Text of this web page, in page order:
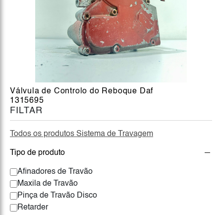
FILTAR
Todos os produtos Sistema de Travagem
Tipo de produto
Afinadores de Travão
Maxila de Travão
Pinça de Travão Disco
Retarder
Válvula de Controlo do Reboque Daf
1315695